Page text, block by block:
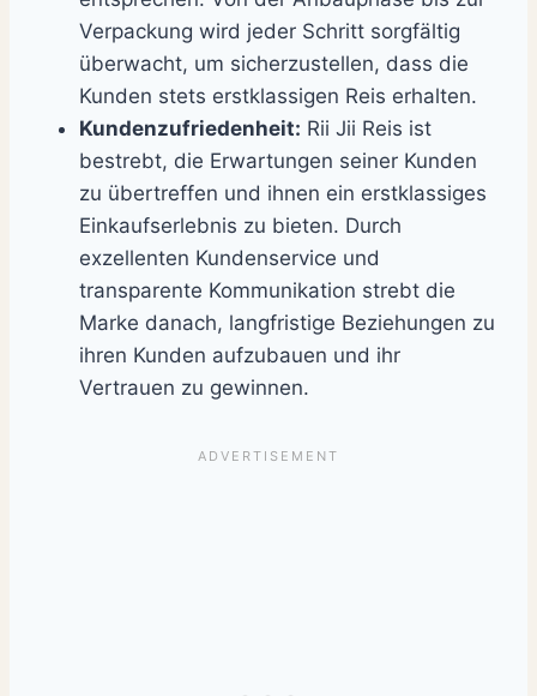
Verpackung wird jeder Schritt sorgfältig
überwacht, um sicherzustellen, dass die
Kunden stets erstklassigen Reis erhalten.
Kundenzufriedenheit: Rii Jii Reis ist
bestrebt, die Erwartungen seiner Kunden
zu übertreffen und ihnen ein erstklassiges
Einkaufserlebnis zu bieten. Durch
exzellenten Kundenservice und
transparente Kommunikation strebt die
Marke danach, langfristige Beziehungen zu
ihren Kunden aufzubauen und ihr
Vertrauen zu gewinnen.